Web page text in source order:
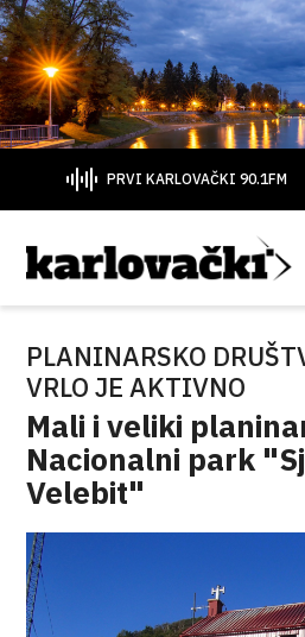
PRVI KARLOVAČKI 90.1FM
PLANINARSKO
VRLO JE AKTIVNO
Mali i veliki
Nacionalni park
Velebit"